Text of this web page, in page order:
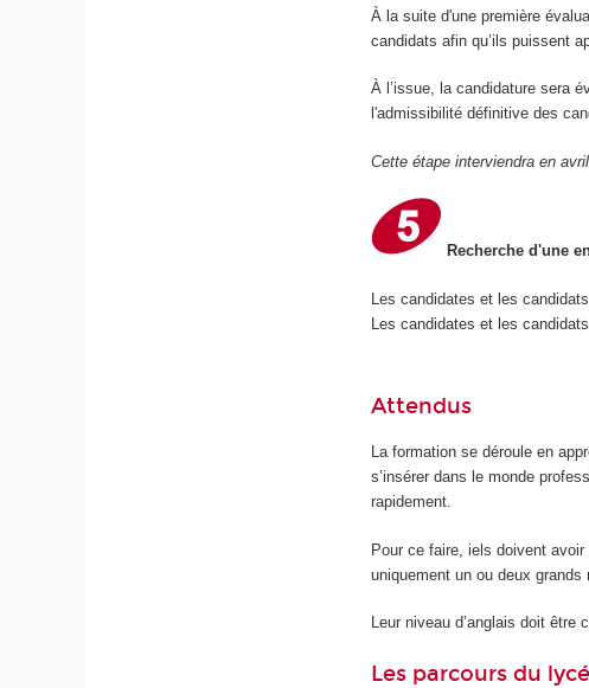
À la suite d'une première
candidats afin qu’ils puissent
À l’issue, la candidature sera
l'admissibilité définitive des
Cette étape interviendra en
Recherche d'une
Les candidates et les
Les candidates et les
Attendus
La formation se déroule en
s’insérer dans le monde
rapidement.
Pour ce faire, iels doivent
uniquement un ou deux grands
Leur niveau d’anglais doit être
Les parcours du